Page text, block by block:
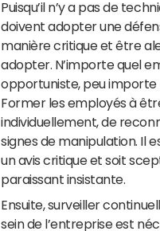
Puisqu’il n’y a pas de
doivent adopter une
manière critique et être
adopter. N’importe quel
opportuniste, peu importe
Former les employés à
individuellement, de
signes de manipulation. Il
un avis critique et soit
paraissant insistante.
Ensuite, surveiller
sein de l’entreprise est